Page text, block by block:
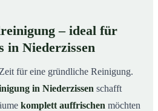
– ideal für
in Niederzissen
für eine gründliche Reinigung.
in Niederzissen schafft
komplett auffrischen möchten